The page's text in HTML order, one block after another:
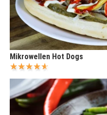
Mikrowellen Hot Dogs